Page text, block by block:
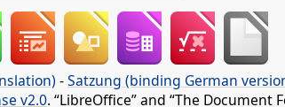
-Satzung (binding German
v2.0. “LibreOffice” and “The